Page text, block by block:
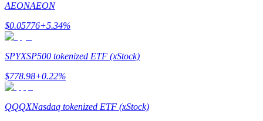
Bitrue Partners
AEONAEON
$0.05776+5.34%
SPYXSP500 tokenized ETF (xStock)
$778.98+0.22%
QQQXNasdaq tokenized ETF (xStock)